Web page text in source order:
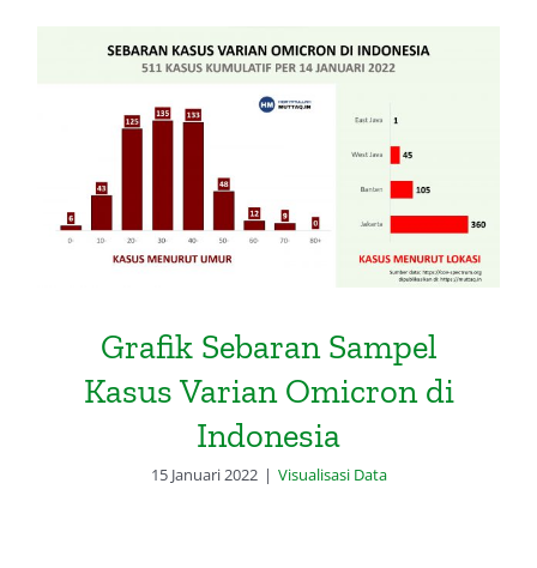
Grafik Sebaran Sampel Kasus
Varian Omicron di Indonesia
Grafik Sebaran Sampel
Kasus Varian Omicron di
Indonesia
15 Januari 2022 | Visualisasi Data